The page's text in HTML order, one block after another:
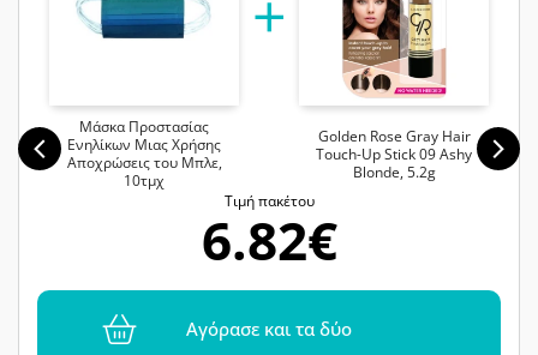
Μάσκα Προστασίας
Ενηλίκων Μιας Χρήσης
Αποχρώσεις του Μπλε,
10τμχ
Golden Rose Gray Hair
Touch-Up Stick 09 Ashy
Blonde, 5.2g
Tιμή πακέτου
6.82€
Αγόρασε και τα δύο